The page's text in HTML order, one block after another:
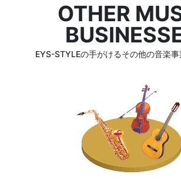
OTHER
EYS-STYLEの手がけるその他の音楽